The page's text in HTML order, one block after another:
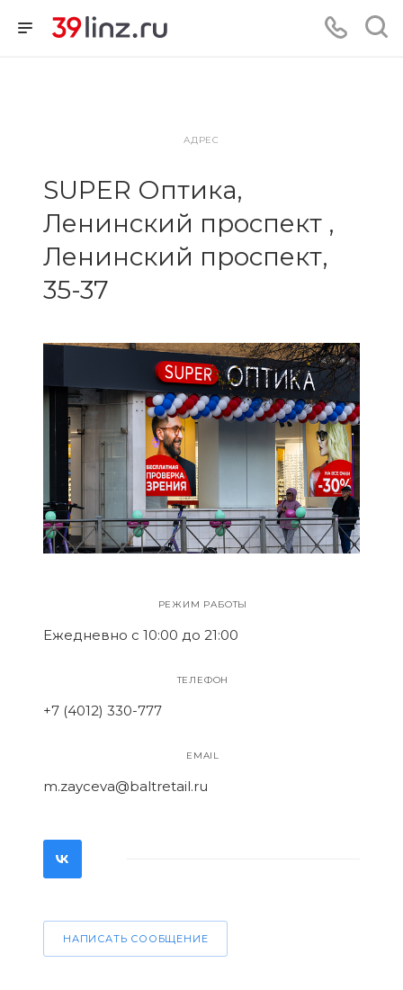
АДРЕС
SUPER Оптика,
Ленинский проспект ,
Ленинский проспект,
35-37
РЕЖИМ РАБОТЫ
Ежедневно с 10:00 до 21:00
ТЕЛЕФОН
+7 (4012) 330-777
EMAIL
m.zayceva@baltretail.ru
НАПИСАТЬ СООБЩЕНИЕ